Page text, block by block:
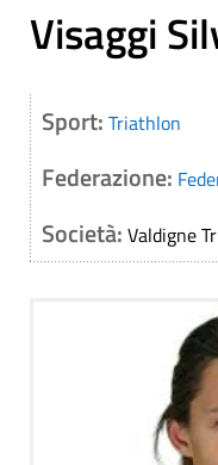
Visaggi
Sport: Triathlon
Federazione:
Società: Valdigne